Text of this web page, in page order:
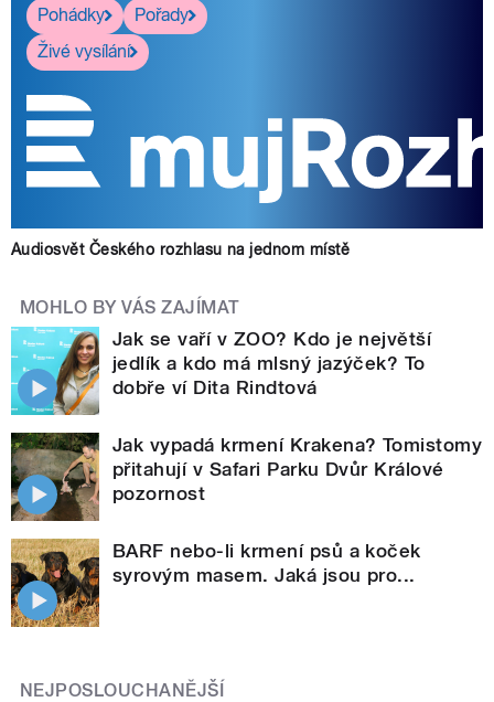
Pohádky
Pořady
Živé vysílání
Audiosvět Českého rozhlasu na jednom místě
MOHLO BY VÁS ZAJÍMAT
Jak se vaří v ZOO? Kdo je největší
jedlík a kdo má mlsný jazýček? To
dobře ví Dita Rindtová
Jak vypadá krmení Krakena? Tomistomy
přitahují v Safari Parku Dvůr Králové
pozornost
BARF nebo-li krmení psů a koček
syrovým masem. Jaká jsou pro...
NEJPOSLOUCHANĚJŠÍ